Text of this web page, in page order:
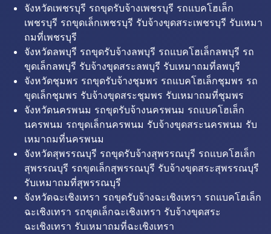
จังหวัดเพชรบุรี รถขุดรับจ้างเพชรบุรี รถแบคโฮเล็ก
เพชรบุรี รถขุดเล็กเพชรบุรี รับจ้างขุดสระเพชรบุรี รับเหมา
ถมที่เพชรบุรี
จังหวัดลพบุรี รถขุดรับจ้างลพบุรี รถแบคโฮเล็กลพบุรี รถ
ขุดเล็กลพบุรี รับจ้างขุดสระลพบุรี รับเหมาถมที่ลพบุรี
จังหวัดชุมพร รถขุดรับจ้างชุมพร รถแบคโฮเล็กชุมพร รถ
ขุดเล็กชุมพร รับจ้างขุดสระชุมพร รับเหมาถมที่ชุมพร
จังหวัดนครพนม รถขุดรับจ้างนครพนม รถแบคโฮเล็ก
นครพนม รถขุดเล็กนครพนม รับจ้างขุดสระนครพนม รับ
เหมาถมที่นครพนม
จังหวัดสุพรรณบุรี รถขุดรับจ้างสุพรรณบุรี รถแบคโฮเล็ก
สุพรรณบุรี รถขุดเล็กสุพรรณบุรี รับจ้างขุดสระสุพรรณบุรี
รับเหมาถมที่สุพรรณบุรี
จังหวัดฉะเชิงเทรา รถขุดรับจ้างฉะเชิงเทรา รถแบคโฮเล็ก
ฉะเชิงเทรา รถขุดเล็กฉะเชิงเทรา รับจ้างขุดสระ
ฉะเชิงเทรา รับเหมาถมที่ฉะเชิงเทรา